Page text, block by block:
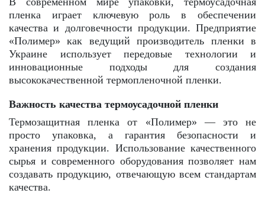
пленка играет ключевую роль в обеспечении
качества и долговечности продукции. Предприятие
«Полимер» как ведущий производитель пленки в
Украине использует передовые технологии и
инновационные подходы для создания
высококачественной термопленочной пленки.
Важность качества термоусадочной пленки
Термозащитная пленка от «Полимер» — это не
просто упаковка, а гарантия безопасности и
хранения продукции. Использование качественного
сырья и современного оборудования позволяет нам
создавать продукцию, отвечающую всем стандартам
качества.